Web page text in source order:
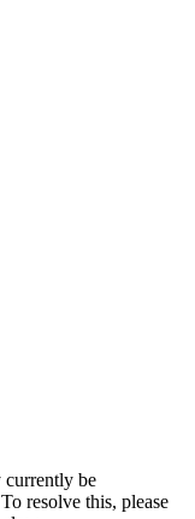
currently be
resolve this, please